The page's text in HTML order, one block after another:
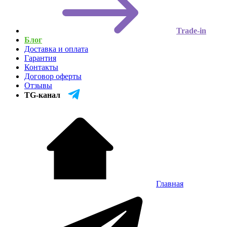
Trade-in
Блог
Доставка и оплата
Гарантия
Контакты
Договор оферты
Отзывы
TG-канал
Главная